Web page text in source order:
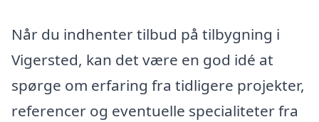
Når du indhenter tilbud på tilbygning i
Vigersted, kan det være en god idé at
spørge om erfaring fra tidligere projekter,
referencer og eventuelle specialiteter fra